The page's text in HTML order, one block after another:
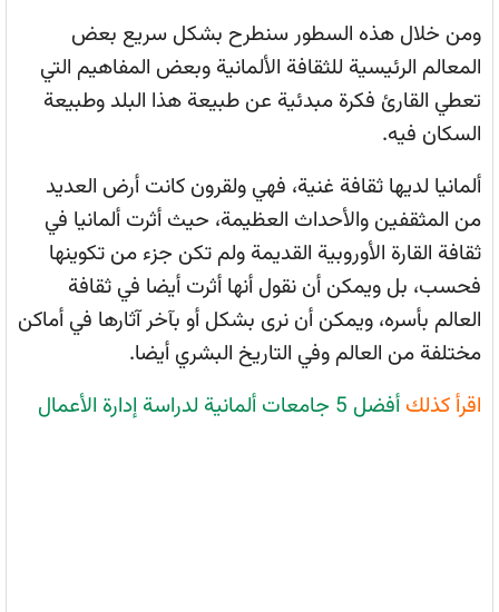
ومن خلال هذه السطور سنطرح بشكل سريع بعض
المعالم الرئيسية للثقافة الألمانية وبعض المفاهيم التي
تعطي القارئ فكرة مبدئية عن طبيعة هذا البلد وطبيعة
السكان فيه.
ألمانيا لديها ثقافة غنية، فهي ولقرون كانت أرض العديد
من المثقفين والأحداث العظيمة، حيث أثرت ألمانيا في
ثقافة القارة الأوروبية القديمة ولم تكن جزء من تكوينها
فحسب، بل ويمكن أن نقول أنها أثرت أيضا في ثقافة
العالم بأسره، ويمكن أن نرى بشكل أو بآخر آثارها في أماكن
مختلفة من العالم وفي التاريخ البشري أيضا.
اقرأ كذلك أفضل 5 جامعات ألمانية لدراسة إدارة الأعمال